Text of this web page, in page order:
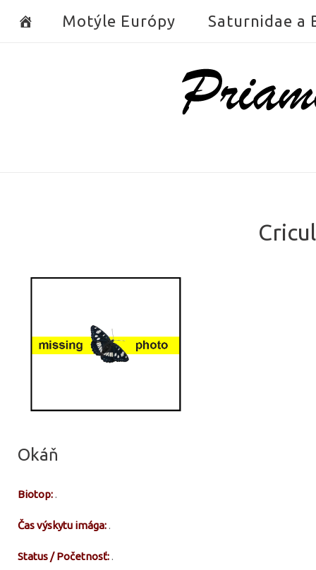
Motýle Európy Saturnidae a
Home
Okáň
Biotop:.
Čas výskytu imága:.
Status / Početnosť:.